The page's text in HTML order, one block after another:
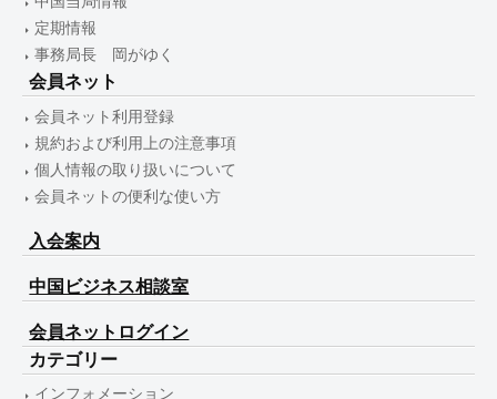
定期情報
事務局長 岡がゆく
会員ネット
会員ネット利用登録
規約および利用上の注意事項
個人情報の取り扱いについて
会員ネットの便利な使い方
入会案内
中国ビジネス相談室
会員ネットログイン
カテゴリー
インフォメーション